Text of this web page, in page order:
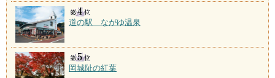
道の駅 ながゆ温泉
岡城阯の紅葉